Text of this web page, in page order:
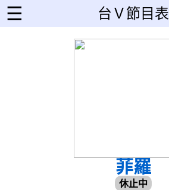
☰ 台Ｖ節目表
菲羅
休止中